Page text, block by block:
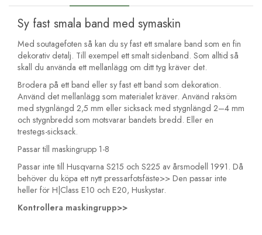
Sy fast smala band med symaskin
Med soutagefoten så kan du sy fast ett smalare band som en fin
dekorativ detalj. Till exempel ett smalt sidenband. Som alltid så
skall du använda ett mellanlägg om ditt tyg kräver det.
Brodera på ett band eller sy fast ett band som dekoration.
Använd det mellanlägg som materialet kräver. Använd raksöm
med stygnlängd 2,5 mm eller sicksack med stygnlängd 2–4 mm
och stygnbredd som motsvarar bandets bredd. Eller en
trestegs-sicksack.
Passar till maskingrupp 1-8
Passar inte till Husqvarna S215 och S225 av årsmodell 1991. Då
behöver du köpa ett nytt pressarfotsfäste>> Den passar inte
heller för H|Class E10 och E20, Huskystar.
Kontrollera maskingrupp>>